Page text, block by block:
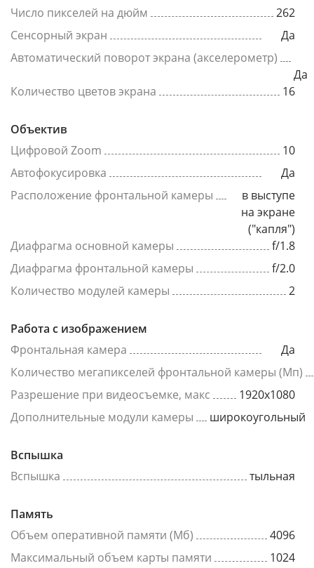
Число пикселей на дюйм
262
Сенсорный экран
Да
Автоматический поворот экрана (акселерометр)
Да
Количество цветов экрана
16
Объектив
Цифровой Zoom
10
Автофокусировка
Да
Расположение фронтальной камеры
в выступе
на экране
("капля")
Диафрагма основной камеры
f/1.8
Диафрагма фронтальной камеры
f/2.0
Количество модулей камеры
2
Работа с изображением
Фронтальная камера
Да
Количество мегапикселей фронтальной камеры (Мп)
Разрешение при видеосъемке, макс
1920x1080
Дополнительные модули камеры
широкоугольный
Вспышка
Вспышка
тыльная
Память
Объем оперативной памяти (Мб)
4096
Максимальный объем карты памяти
1024